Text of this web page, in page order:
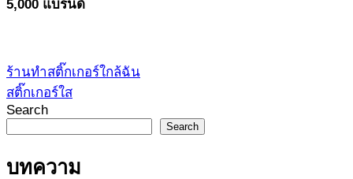
5,000 แบรนด์
ร้านทำสติ๊กเกอร์ใกล้ฉัน
สติ๊กเกอร์ใส
Search
Search
บทความ